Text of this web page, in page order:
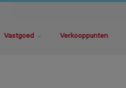
Vastgoed Verkooppunten